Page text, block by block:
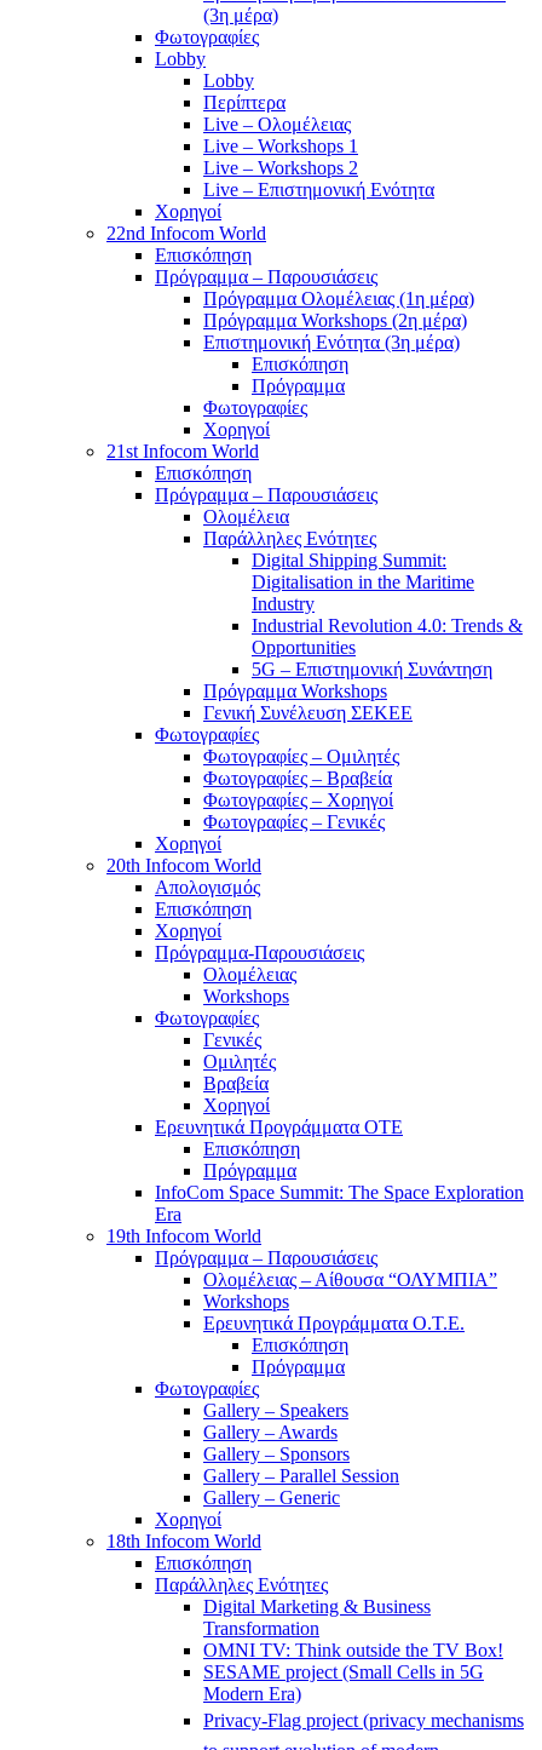
(3η μέρα)
Φωτογραφίες
Lobby
Lobby
Περίπτερα
Live – Ολομέλειας
Live – Workshops 1
Live – Workshops 2
Live – Επιστημονική Ενότητα
Χορηγοί
22nd Infocom World
Επισκόπηση
Πρόγραμμα – Παρουσιάσεις
Πρόγραμμα Ολομέλειας (1η μέρα)
Πρόγραμμα Workshops (2η μέρα)
Επιστημονική Ενότητα (3η μέρα)
Επισκόπηση
Πρόγραμμα
Φωτογραφίες
Χορηγοί
21st Infocom World
Επισκόπηση
Πρόγραμμα – Παρουσιάσεις
Ολομέλεια
Παράλληλες Ενότητες
Digital Shipping Summit:
Digitalisation in the Maritime
Industry
Industrial Revolution 4.0: Trends &
Opportunities
5G – Επιστημονική Συνάντηση
Πρόγραμμα Workshops
Γενική Συνέλευση ΣΕΚΕΕ
Φωτογραφίες
Φωτογραφίες – Ομιλητές
Φωτογραφίες – Βραβεία
Φωτογραφίες – Χορηγοί
Φωτογραφίες – Γενικές
Χορηγοί
20th Infocom World
Απολογισμός
Επισκόπηση
Χορηγοί
Πρόγραμμα-Παρουσιάσεις
Ολομέλειας
Workshops
Φωτογραφίες
Γενικές
Ομιλητές
Βραβεία
Χορηγοί
Ερευνητικά Προγράμματα ΟΤΕ
Επισκόπηση
Πρόγραμμα
InfoCom Space Summit: The Space Exploration
Era
19th Infocom World
Πρόγραμμα – Παρουσιάσεις
Ολομέλειας – Αίθουσα “ΟΛΥΜΠΙΑ”
Workshops
Ερευνητικά Προγράμματα Ο.Τ.Ε.
Επισκόπηση
Πρόγραμμα
Φωτογραφίες
Gallery – Speakers
Gallery – Awards
Gallery – Sponsors
Gallery – Parallel Session
Gallery – Generic
Χορηγοί
18th Infocom World
Επισκόπηση
Παράλληλες Ενότητες
Digital Marketing & Business
Transformation
OMNI TV: Think outside the TV Box!
SESAME project (Small Cells in 5G
Modern Era)
Privacy-Flag project (privacy mechanisms